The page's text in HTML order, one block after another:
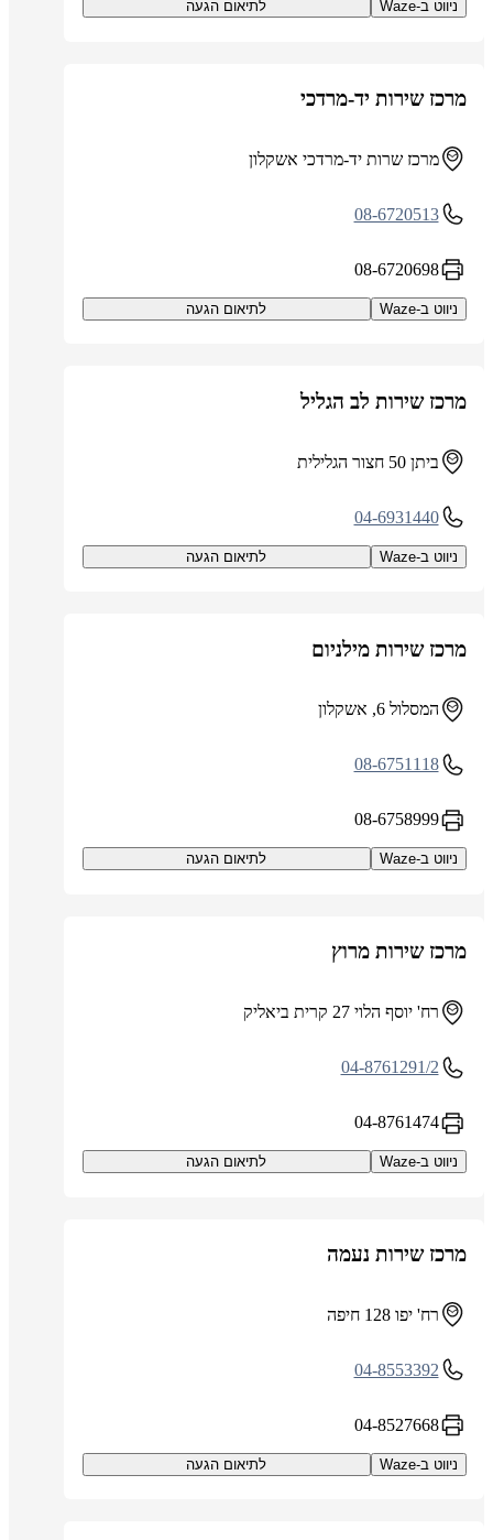
ניווט ב-Waze לתיאום הגעה
מרכז שירות יד-מרדכי
מרכז שרות יד-מרדכי אשקלון
08-6720513
08-6720698
ניווט ב-Waze לתיאום הגעה
מרכז שירות לב הגליל
ביתן 50 חצור הגלילית
04-6931440
ניווט ב-Waze לתיאום הגעה
מרכז שירות מילניום
המסלול 6, אשקלון
08-6751118
08-6758999
ניווט ב-Waze לתיאום הגעה
מרכז שירות מרוץ
רח' יוסף הלוי 27 קרית ביאליק
04-8761291/2
04-8761474
ניווט ב-Waze לתיאום הגעה
מרכז שירות נעמה
רח' יפו 128 חיפה
04-8553392
04-8527668
ניווט ב-Waze לתיאום הגעה